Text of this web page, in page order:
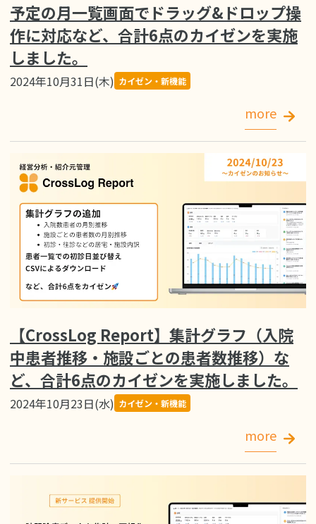
予定の月一覧画面でドラッグ&ドロップ操
作に対応など、合計6点のカイゼンを実施
しました。
2024年10月31日(木) カイゼン・新機能
more
【CrossLog Report】集計グラフ（入院
中患者推移・施設ごとの患者数推移）な
ど、合計6点のカイゼンを実施しました。
2024年10月23日(水) カイゼン・新機能
more